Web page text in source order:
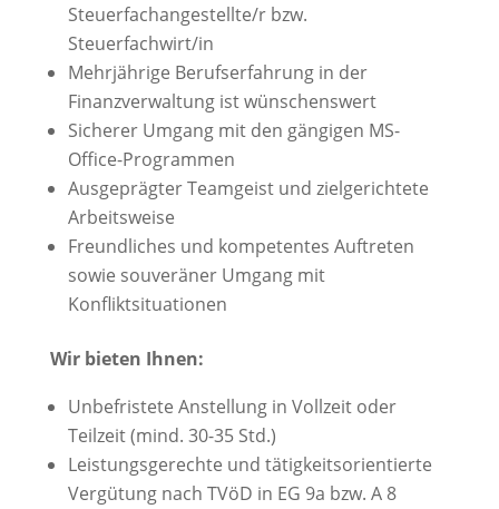
Steuerfachangestellte/r bzw.
Steuerfachwirt/in
Mehrjährige Berufserfahrung in der
Finanzverwaltung ist wünschenswert
Sicherer Umgang mit den gängigen MS-
Office-Programmen
Ausgeprägter Teamgeist und zielgerichtete
Arbeitsweise
Freundliches und kompetentes Auftreten
sowie souveräner Umgang mit
Konfliktsituationen
Wir bieten Ihnen:
Unbefristete Anstellung in Vollzeit oder
Teilzeit (mind. 30-35 Std.)
Leistungsgerechte und tätigkeitsorientierte
Vergütung nach TVöD in EG 9a bzw. A 8